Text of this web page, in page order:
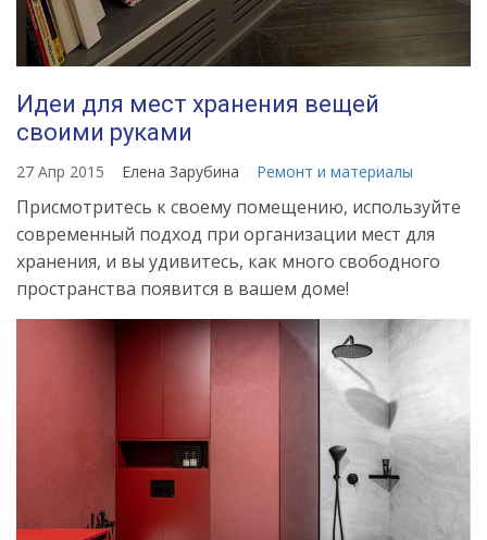
Идеи для мест хранения вещей
своими руками
27 Апр 2015 Елена Зарубина Ремонт и материалы
Присмотритесь к своему помещению, используйте
современный подход при организации мест для
хранения, и вы удивитесь, как много свободного
пространства появится в вашем доме!